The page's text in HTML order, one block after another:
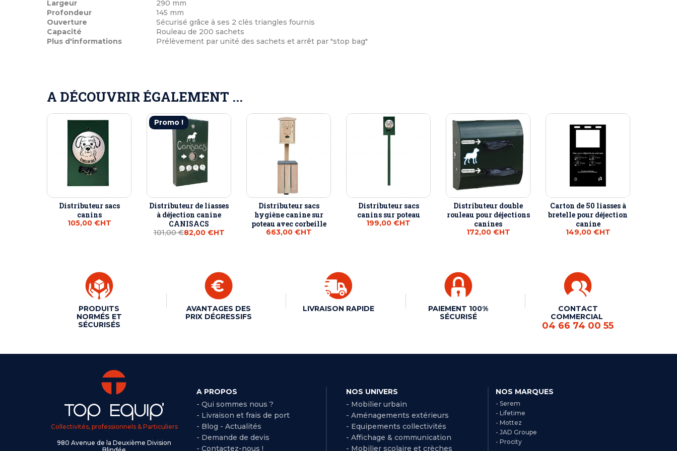
Largeur
290 mm
Profondeur
145 mm
Ouverture
Sécurisé grâce à ses 2 clés triangles fournis
Capacité
Rouleau de 200 sachets
Plus d'informations
Prélèvement par unité des sachets et arrêt par "stop bag"
A DÉCOUVRIR ÉGALEMENT ...
Distributeur sacs
canins
105,00 €HT
Promo !
Distributeur de liasses
à déjection canine
CANISACS
101,00 €82,00 €HT
Distributeur sacs
hygiène canine sur
poteau avec corbeille
663,00 €HT
Distributeur sacs
canins sur poteau
199,00 €HT
Distributeur double
rouleau pour déjections
canines
172,00 €HT
Carton de 50 liasses à
bretelle pour déjection
canine
149,00 €HT
PRODUITS
NORMÉS ET
SÉCURISÉS
AVANTAGES DES
PRIX DÉGRESSIFS
LIVRAISON RAPIDE
PAIEMENT 100%
SÉCURISÉ
CONTACT
COMMERCIAL
04 66 74 00 55
Collectivités, professionnels & Particuliers
980 Avenue de la Deuxième Division
A PROPOS
- Qui sommes nous ?
- Livraison et frais de port
- Blog - Actualités
- Demande de devis
- Contactez-nous !
NOS UNIVERS
- Mobilier urbain
- Aménagements extérieurs
- Equipements collectivités
- Affichage & communication
- Mobilier scolaire et crèches
NOS MARQUES
- Serem
- Lifetime
- Mottez
- JAD Groupe
- Procity